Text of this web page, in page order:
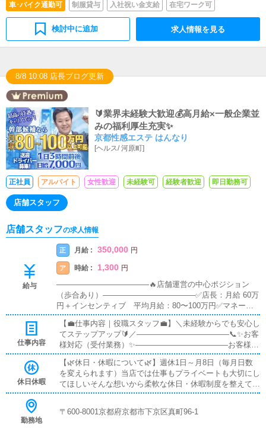
車･バイク通勤可
制服貸与 入社祝い金支給 在宅ワーク可
検討中に追加 求人情報を見る
8/8 10:08 店長ブログ更新
🔰業界未経験大歓迎💰高月給×一般企業並
みの福利厚生充実✨
京都性感エステ はんなり
[ヘルス/河原町]
正社員 アルバイト 女性歓迎 未経験可 経験者歓迎 即日勤務可
店舗スタッフ
店舗スタッフの求人情報
給与
正 月給 : 350,000 円
ア 時給 : 1,300 円
――――――――――――🔥店舗運営の中心ポジション
（歩合あり）――――――――――――✅店長：月給 60万
円＋インセンティブ 平均月給：80〜100万円✅マネージ
ャー：月給 45万円＋インセンティブ 平均月給：60〜80
万円――――――――――――📌基礎〜中堅ポジション
（安定収入）――――――――――――✅主任：月給 33〜
40万円✅社員：月給 28〜35万円――――――――――――
⏰アルバイト（副業・学生もOK）――――――――――
――✅アルバイト：時給 1,300円〜――――――――――
――✨インセンティブ（歩合給）について―――――――
―――――インセンティブとは、目標売上を達成した際に
となり、頑張った分だけ収入が上がります🔥――――――
仕事内容
【💼仕事内容｜役職スタッフ💼】＼未経験からでも安心し
てステップアップ🔰／――――――――――――📞✨お客
様対応（受付業務）✨――――――――――――お客様と
の対面での受付がメインです😊マニュアル完備📘最初は
先輩が横について一つずつ教えるので安心🤝「言葉づか
い」「対応の流れ」も丁寧にサポートします🌸―――――
―――――――🧹✨清掃・環境づくり✨――――――――
を清潔に保つお仕事です🧼難しい作業は一切なし🙆‍♂️気持
休日休暇
【🌿休日・休暇について🌿】週休1日～月8日（毎月日数
を変えられます）当店では仕事もプライベートも大切にし
てほしいそんな想いから柔軟な休日・休暇制度を整えてい
ます😊✨🎂家族の誕生日💍記念日・大切なイベント🎉特別
😣」そんな心配は一切ありません🙅‍♂️しっかり相談できる
勤務地
〒600-8001京都府京都市下京区真町96-1